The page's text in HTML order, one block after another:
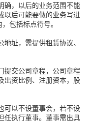
确，以后的业务范围不能
以后可能要做的业务写进
包括标点符号。
址，需提供租赁协议、
提交公司章程，公司章程
出资比例、注册资本，股
可以不设董事会，若不设
任执行董事。董事需出具